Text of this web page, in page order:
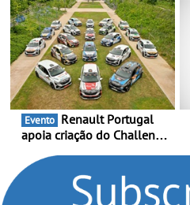
presença nacional ao lado
da mítica prova de ciclismo
e leva a sua gama SUV
multi-energia às estradas
de Portugal
Evento
apoia criação do Challenge
compromisso com o
automobilismo nacional
continua em 2026